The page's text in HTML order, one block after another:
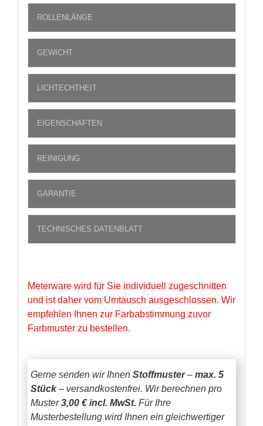
ROLLENLÄNGE
GEWICHT
LICHTECHTHEIT
EIGENSCHAFTEN
REINIGUNG
GARANTIE
TECHNISCHES DATENBLATT
Meterware wird für Sie individuell zugeschnitten
und ist daher vom Umtausch ausgeschlossen. Wir
empfehlen Ihnen zur Farbabstimmung zuvor
Farbmuster zu bestellen.
Gerne senden wir Ihnen Stoffmuster– max. 5
Stück– versandkostenfrei. Wir berechnen pro
Muster3,00 € incl. MwSt. Für Ihre
Musterbestellung wird Ihnen ein gleichwertiger